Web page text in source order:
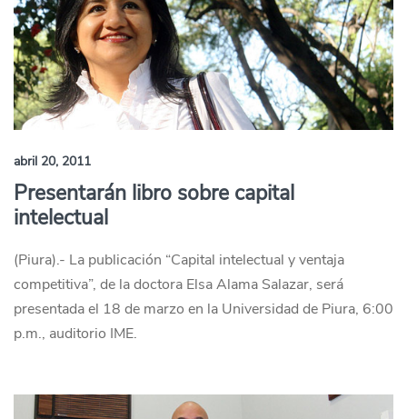
abril 20, 2011
Presentarán libro sobre capital
intelectual
(Piura).- La publicación “Capital intelectual y ventaja
competitiva”, de la doctora Elsa Alama Salazar, será
presentada el 18 de marzo en la Universidad de Piura, 6:00
p.m., auditorio IME.